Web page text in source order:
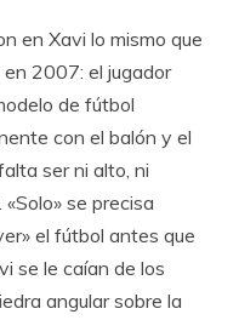
en Xavi lo mismo que
en 2007: el jugador
de fútbol
con el balón y el
ser ni alto, ni
se precisa
el fútbol antes que
se le caían de los
angular sobre la